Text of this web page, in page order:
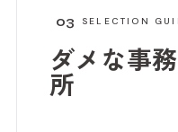
03 SELECTION
ダメな事
所